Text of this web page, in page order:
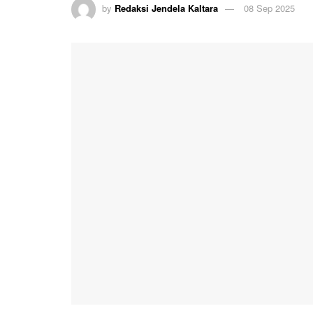
by Redaksi Jendela Kaltara 08 Sep 2025